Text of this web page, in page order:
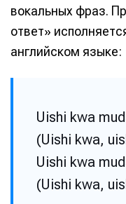
Написание
Исполнение
Написание
Исполнение
вокальных фраз.
ответ»
английском языке:
Uishi kwa
(Uishi kwa,
Uishi kwa
(Uishi kwa,